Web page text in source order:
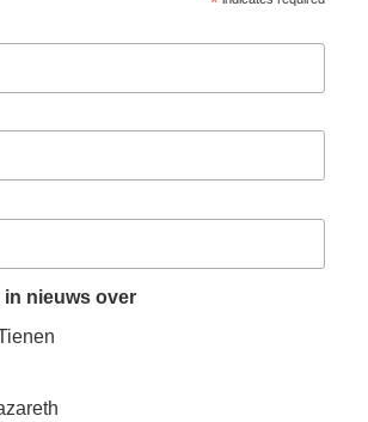
in nieuws over